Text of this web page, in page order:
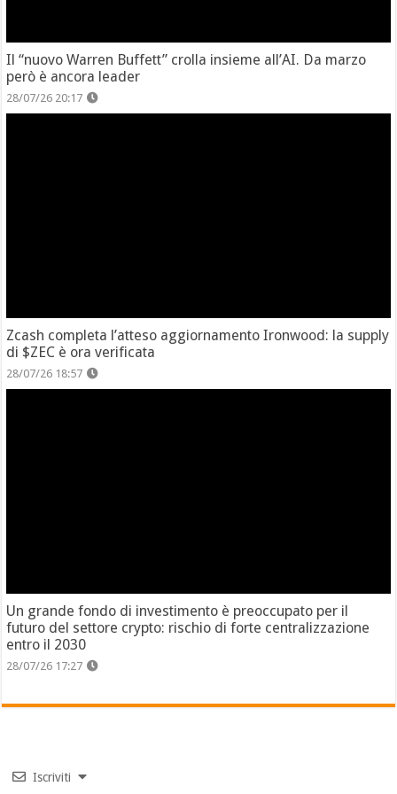
Il “nuovo Warren Buffett” crolla insieme all’AI. Da marzo
però è ancora leader
28/07/26 20:17
Zcash completa l’atteso aggiornamento Ironwood: la supply
di $ZEC è ora verificata
28/07/26 18:57
Un grande fondo di investimento è preoccupato per il
futuro del settore crypto: rischio di forte centralizzazione
entro il 2030
28/07/26 17:27
Iscriviti